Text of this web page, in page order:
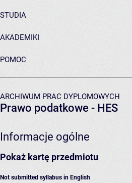
STUDIA
AKADEMIKI
POMOC
ARCHIWUM PRAC DYPLOMOWYCH
Prawo podatkowe - HES
Informacje ogólne
Pokaż kartę przedmiotu
Not submitted syllabus in English